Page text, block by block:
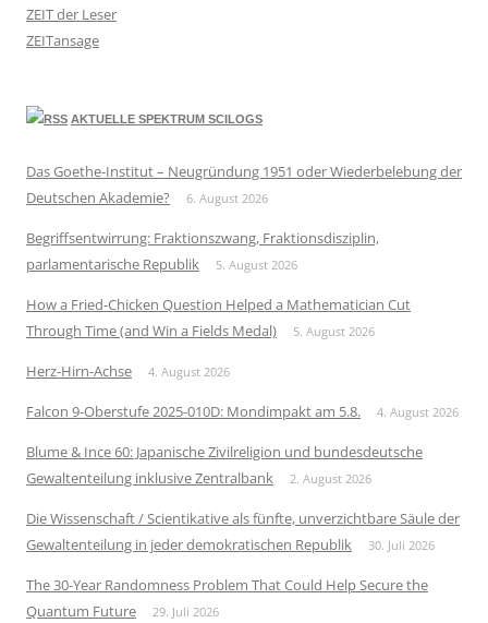
ZEIT der Leser
ZEITansage
AKTUELLE SPEKTRUM SCILOGS
Das Goethe-Institut – Neugründung 1951 oder Wiederbelebung der
Deutschen Akademie?
6. August 2026
Begriffsentwirrung: Fraktionszwang, Fraktionsdisziplin,
parlamentarische Republik
5. August 2026
How a Fried-Chicken Question Helped a Mathematician Cut
Through Time (and Win a Fields Medal)
5. August 2026
Herz-Hirn-Achse 4. August 2026
Falcon 9-Oberstufe 2025-010D: Mondimpakt am 5.8. 4. August 2026
Blume & Ince 60: Japanische Zivilreligion und bundesdeutsche
Gewaltenteilung inklusive Zentralbank
2. August 2026
Die Wissenschaft / Scientikative als fünfte, unverzichtbare Säule der
Gewaltenteilung in jeder demokratischen Republik
30. Juli 2026
The 30-Year Randomness Problem That Could Help Secure the
Quantum Future
29. Juli 2026